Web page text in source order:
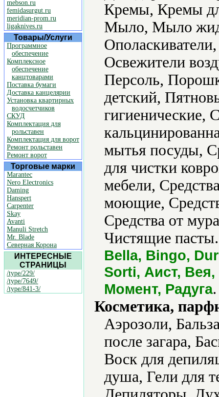
mebson.ru
femidasurgut.ru
meridian-prom.ru
ligaknives.ru
Товары/Услуги
Программное
обеспечение
Комплексное
обеспечение
канцтоварами
Поставка бумаги
Доставка канцелярии
Установка квартирных
водосчетчиков
СКУД
Комплектация для
рольставен
Комплектация для ворот
Ремонт рольставен
Ремонт ворот
Торговые марки
Marantec
Nero Electronics
Daming
Hanspert
Carpenter
Skay
Avanti
Manuli Stretch
Mr. Blade
Северная Корона
ИНТЕРЕСНЫЕ
СТРАНИЦЫ
/type/229/
/type/7649/
/type/841-3/
Кремы, Кремы
Мыло, Мыло
Освежители
Персоль,
детский,
гигиенические,
мытья посуды,
для чистки
мебели,
моющие,
Средства от
Чистящие
Bella, Bingo,
Sorti, Аист,
Момент, Радуга.
Косметика,
Аэрозоли,
после загара,
Воск для
душа, Гели для